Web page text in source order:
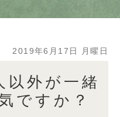
2019年6月17日 月曜日
以外が一緒
ですか？